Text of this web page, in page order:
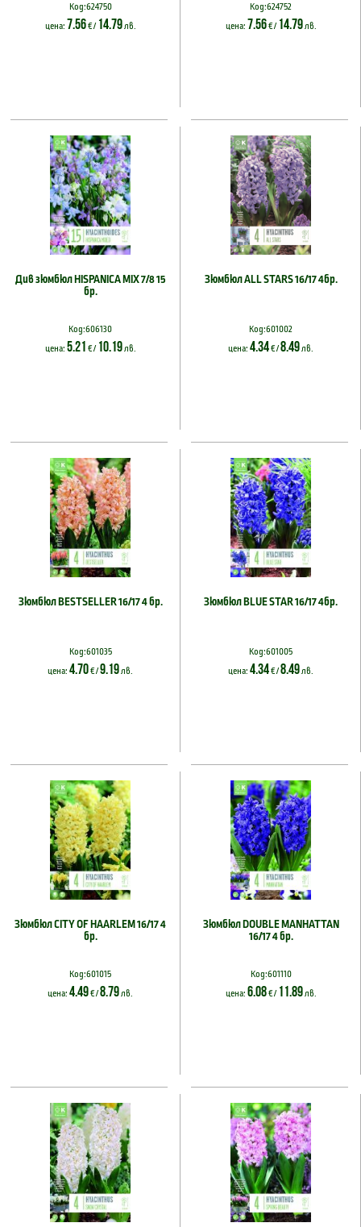
Код:624750
цена: 7.56€ / 14.79лв.
Код:624752
цена: 7.56€ / 14.79лв.
Див зюмбюл HISPANICA MIX 7/8 15
бр.
Код:606130
цена: 5.21 € / 10.19лв.
Зюмбюл ALL STARS 16/17 4бр.
Код:601002
цена: 4.34€ /8.49лв.
Зюмбюл BESTSELLER 16/17 4 бр.
Код:601035
цена: 4.70€ /9.19лв.
Зюмбюл BLUE STAR 16/17 4бр.
Код:601005
цена: 4.34€ /8.49лв.
Зюмбюл CITY OF HAARLEM 16/17 4
бр.
Код:601015
цена: 4.49€ /8.79лв.
Зюмбюл DOUBLE MANHATTAN
16/17 4 бр.
Код:601110
цена: 6.08€ / 11.89лв.